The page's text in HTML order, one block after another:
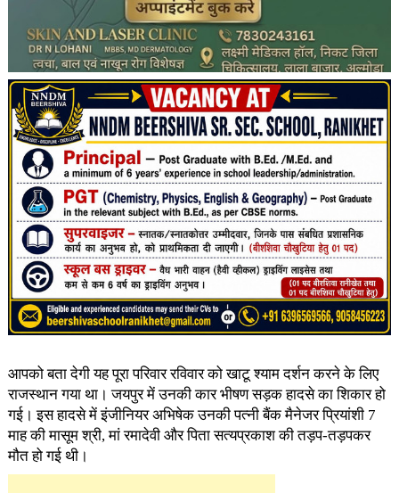
आपको बता देगी यह पूरा परिवार रविवार को खाटू श्याम दर्शन करने के लिए
राजस्थान गया था। जयपुर में उनकी कार भीषण सड़क हादसे का शिकार हो
गई। इस हादसे में इंजीनियर अभिषेक उनकी पत्नी बैंक मैनेजर प्रियांशी 7
माह की मासूम श्री, मां रमादेवी और पिता सत्यप्रकाश की तड़प-तड़पकर
मौत हो गई थी।